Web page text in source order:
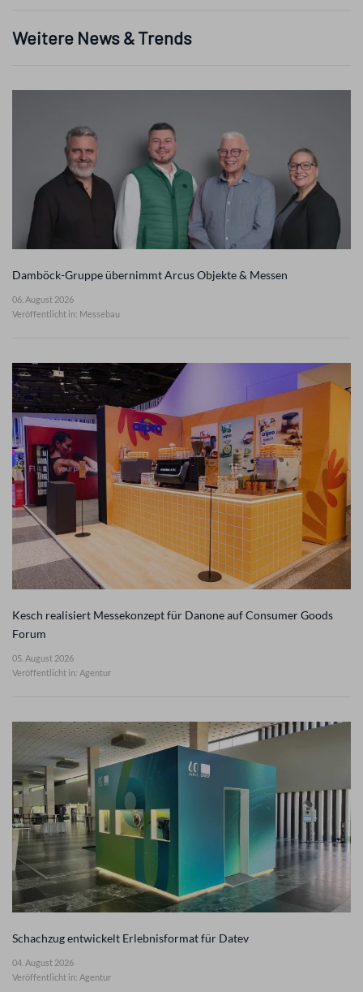
Weitere News & Trends
Damböck-Gruppe übernimmt Arcus Objekte & Messen
06. August 2026
Veröffentlicht in: Messebau
Kesch realisiert Messekonzept für Danone auf Consumer Goods
Forum
05. August 2026
Veröffentlicht in: Agentur
Schachzug entwickelt Erlebnisformat für Datev
04. August 2026
Veröffentlicht in: Agentur